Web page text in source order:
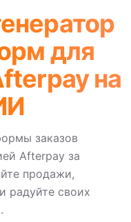
для
на
заказов
Afterpay за
продажи,
радуйте своих